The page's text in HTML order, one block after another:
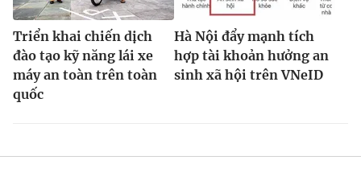
Triển khai chiến dịch
đào tạo kỹ năng lái xe
máy an toàn trên toàn
quốc
Hà Nội đẩy mạnh tích
hợp tài khoản hưởng an
sinh xã hội trên VNeID